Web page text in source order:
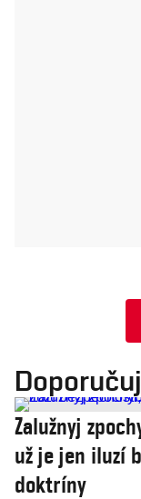
Zalužnyj
už je jen iluzí
doktríny